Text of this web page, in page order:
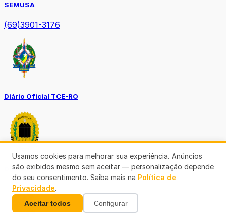
SEMUSA
(69)3901-3176
Diário Oficial TCE-RO
Diário Prefeitura de Porto Velho
Usamos cookies para melhorar sua experiência. Anúncios
são exibidos mesmo sem aceitar — personalização depende
do seu consentimento. Saiba mais na Política de
Privacidade.
Aceitar todos Configurar